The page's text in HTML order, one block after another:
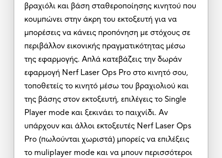
βραχιόλι και βάση σταθεροποίησης κινητού που
κουμπώνει στην άκρη του εκτοξευτή για να
μπορέσεις να κάνεις προπόνηση με στόχους σε
περιβάλλον εικονικής πραγματικότητας μέσω
της εφαρμογής. Απλά κατεβάζεις την δωράν
εφαρμογή Nerf Laser Ops Pro στο κινητό σου,
τοποθετείς το κινητό μέσω του βραχιολιού και
της βάσης στον εκτοξευτή, επιλέγεις το Single
Player mode και ξεκινάει το παιχνίδι. Αν
υπάρχουν και άλλοι εκτοξευτές Nerf Laser Ops
Pro (πωλούνται χωριστά) μπορείς να επιλέξεις
το muliplayer mode και να μπουν περισσότεροι